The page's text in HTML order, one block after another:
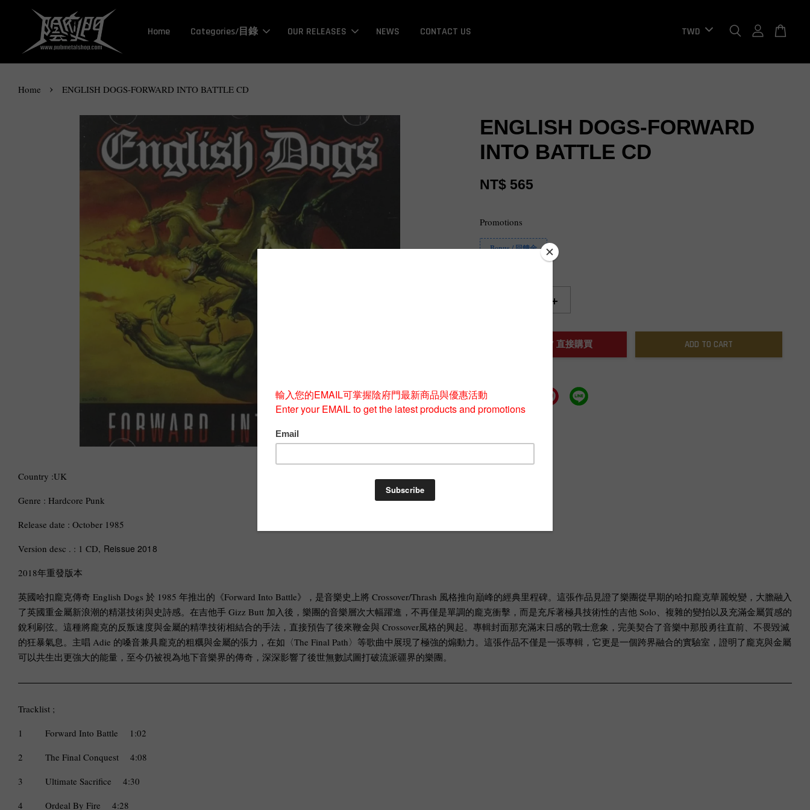
Home Categories/目錄 OUR RELEASES NEWS CONTACT US
Home › ENGLISH DOGS-FORWARD INTO BATTLE CD
ENGLISH DOGS-FORWARD
INTO BATTLE CD
NT$ 565
Promotions
Bonus / 回饋金
+
BUY NOW / 直接購買 ADD TO CART
Country :UK
Genre : Hardcore Punk
Release date : October 1985
Version desc . : 1 CD, Reissue 2018
2018年重發版本
英國哈扣龐克傳奇 English Dogs 於 1985 年推出的《Forward Into Battle》，是音樂史上將 Crossover/Thrash 風格推向巔峰的經典里程碑。這張作品見證了樂團從早期的哈扣龐克華麗蛻變，大膽融入
了英國重金屬新浪潮的精湛技術與史詩感。在吉他手 Gizz Butt 加入後，樂團的音樂層次大幅躍進，不再僅是單調的龐克衝擊，而是充斥著極具技術性的吉他 Solo、複雜的變拍以及充滿金屬質感的
銳利刷弦。這種將龐克的反叛速度與金屬的精準技術相結合的手法，直接預告了後來鞭金與 Crossover風格的興起。專輯封面那充滿末日感的戰士意象，完美契合了音樂中那股勇往直前、不畏毀滅
的狂暴氣息。主唱 Adie 的嗓音兼具龐克的粗糲與金屬的張力，在如〈The Final Path〉等歌曲中展現了極強的煽動力。這張作品不僅是一張專輯，它更是一個跨界融合的實驗室，證明了龐克與金屬
可以共生出更強大的能量，至今仍被視為地下音樂界的傳奇，深深影響了後世無數試圖打破流派疆界的樂團。
Tracklist ;
1
Forward Into Battle
1:02
2
The Final Conquest
4:08
3
Ultimate Sacrifice
4:30
4
Ordeal By Fire 4:28